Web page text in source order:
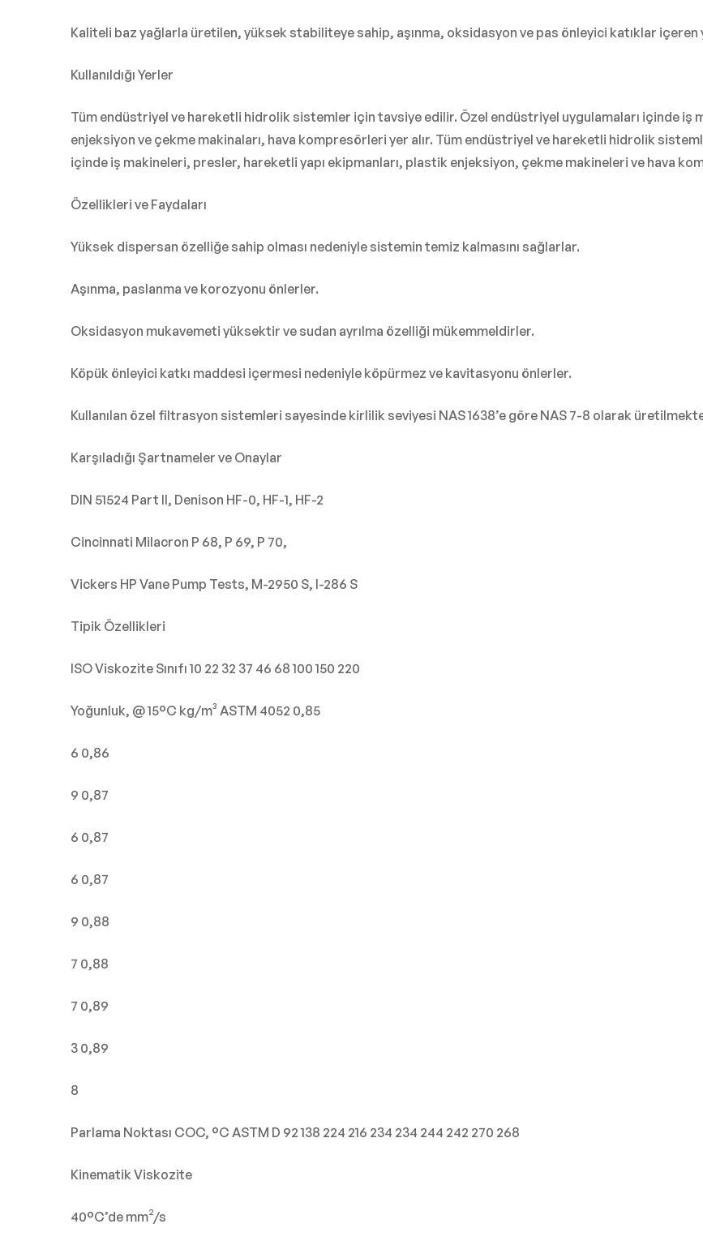
Kaliteli baz yağlarla üretilen, yüksek stabiliteye sahip, aşınma, oksidasyon ve pas önleyici katıklar içeren
Kullanıldığı Yerler
Tüm endüstriyel ve hareketli hidrolik sistemler için tavsiye edilir. Özel endüstriyel uygulamaları içinde iş
enjeksiyon ve çekme makinaları, hava kompresörleri yer alır. Tüm endüstriyel ve hareketli hidrolik
içinde iş makineleri, presler, hareketli yapı ekipmanları, plastik enjeksiyon, çekme makineleri ve hava
Özellikleri ve Faydaları
Yüksek dispersan özelliğe sahip olması nedeniyle sistemin temiz kalmasını sağlarlar.
Aşınma, paslanma ve korozyonu önlerler.
Oksidasyon mukavemeti yüksektir ve sudan ayrılma özelliği mükemmeldirler.
Köpük önleyici katkı maddesi içermesi nedeniyle köpürmez ve kavitasyonu önlerler.
Kullanılan özel filtrasyon sistemleri sayesinde kirlilik seviyesi NAS 1638’e göre NAS 7-8 olarak
Karşıladığı Şartnameler ve Onaylar
DIN 51524 Part II, Denison HF-0, HF-1, HF-2
Cincinnati Milacron P 68, P 69, P 70,
Vickers HP Vane Pump Tests, M-2950 S, I-286 S
Tipik Özellikleri
ISO Viskozite Sınıfı 10 22 32 37 46 68 100 150 220
Yoğunluk, @ 15°C kg/m³ ASTM 4052 0,85
6 0,86
9 0,87
6 0,87
6 0,87
9 0,88
7 0,88
7 0,89
3 0,89
8
Parlama Noktası COC, °C ASTM D 92 138 224 216 234 234 244 242 270 268
Kinematik Viskozite
40°C’de mm²/s